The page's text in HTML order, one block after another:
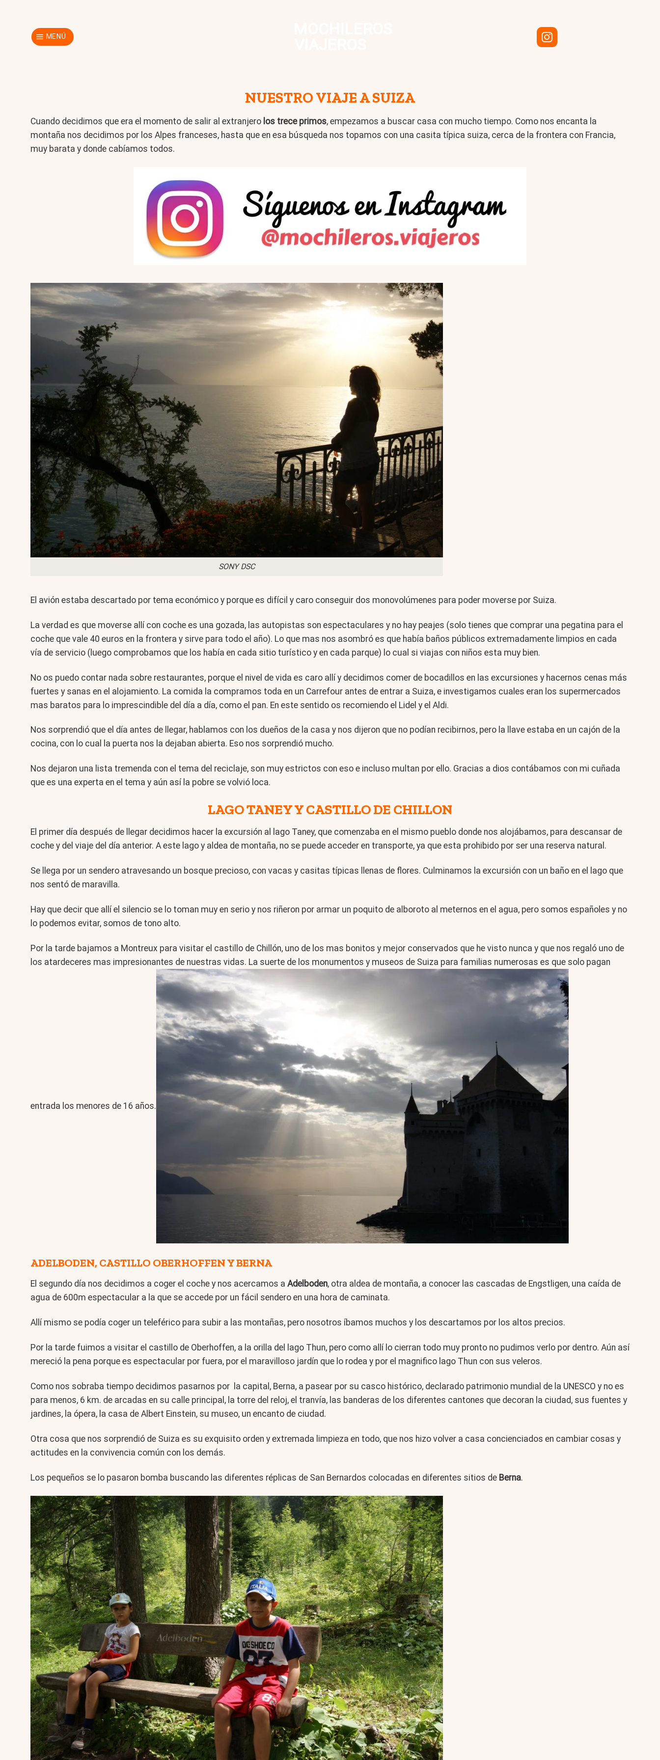
MENÚ
NUESTRO VIAJE A SUIZA
Cuando decidimos que era el momento de salir al extranjero los trece primos, empezamos a buscar casa con mucho tiempo. Como nos encanta la
montaña nos decidimos por los Alpes franceses, hasta que en esa búsqueda nos topamos con una casita típica suiza, cerca de la frontera con Francia,
muy barata y donde cabíamos todos.
SONY DSC
El avión estaba descartado por tema económico y porque es difícil y caro conseguir dos monovolúmenes para poder moverse por Suiza.
La verdad es que moverse allí con coche es una gozada, las autopistas son espectaculares y no hay peajes (solo tienes que comprar una pegatina para el
coche que vale 40 euros en la frontera y sirve para todo el año). Lo que mas nos asombró es que había baños públicos extremadamente limpios en cada
vía de servicio (luego comprobamos que los había en cada sitio turístico y en cada parque) lo cual si viajas con niños esta muy bien.
No os puedo contar nada sobre restaurantes, porque el nivel de vida es caro allí y decidimos comer de bocadillos en las excursiones y hacernos cenas más
fuertes y sanas en el alojamiento. La comida la compramos toda en un Carrefour antes de entrar a Suiza, e investigamos cuales eran los supermercados
mas baratos para lo imprescindible del día a día, como el pan. En este sentido os recomiendo el Lidel y el Aldi.
Nos sorprendió que el día antes de llegar, hablamos con los dueños de la casa y nos dijeron que no podían recibirnos, pero la llave estaba en un cajón de la
cocina, con lo cual la puerta nos la dejaban abierta. Eso nos sorprendió mucho.
Nos dejaron una lista tremenda con el tema del reciclaje, son muy estrictos con eso e incluso multan por ello. Gracias a dios contábamos con mi cuñada
que es una experta en el tema y aún así la pobre se volvió loca.
LAGO TANEY Y CASTILLO DE CHILLON
El primer día después de llegar decidimos hacer la excursión al lago Taney, que comenzaba en el mismo pueblo donde nos alojábamos, para descansar de
coche y del viaje del día anterior. A este lago y aldea de montaña, no se puede acceder en transporte, ya que esta prohibido por ser una reserva natural.
Se llega por un sendero atravesando un bosque precioso, con vacas y casitas típicas llenas de flores. Culminamos la excursión con un baño en el lago que
nos sentó de maravilla.
Hay que decir que allí el silencio se lo toman muy en serio y nos riñeron por armar un poquito de alboroto al meternos en el agua, pero somos españoles y no
lo podemos evitar, somos de tono alto.
Por la tarde bajamos a Montreux para visitar el castillo de Chillón, uno de los mas bonitos y mejor conservados que he visto nunca y que nos regaló uno de
los atardeceres mas impresionantes de nuestras vidas. La suerte de los monumentos y museos de Suiza para familias numerosas es que solo pagan
entrada los menores de 16 años.
ADELBODEN, CASTILLO OBERHOFFEN Y BERNA
El segundo día nos decidimos a coger el coche y nos acercamos a Adelboden, otra aldea de montaña, a conocer las cascadas de Engstligen, una caída de
agua de 600m espectacular a la que se accede por un fácil sendero en una hora de caminata.
Allí mismo se podía coger un teleférico para subir a las montañas, pero nosotros íbamos muchos y los descartamos por los altos precios.
Por la tarde fuimos a visitar el castillo de Oberhoffen, a la orilla del lago Thun, pero como allí lo cierran todo muy pronto no pudimos verlo por dentro. Aún así
mereció la pena porque es espectacular por fuera, por el maravilloso jardín que lo rodea y por el magnifico lago Thun con sus veleros.
Como nos sobraba tiempo decidimos pasarnos por la capital, Berna, a pasear por su casco histórico, declarado patrimonio mundial de la UNESCO y no es
para menos, 6 km. de arcadas en su calle principal, la torre del reloj, el tranvía, las banderas de los diferentes cantones que decoran la ciudad, sus fuentes y
jardines, la ópera, la casa de Albert Einstein, su museo, un encanto de ciudad.
Otra cosa que nos sorprendió de Suiza es su exquisito orden y extremada limpieza en todo, que nos hizo volver a casa concienciados en cambiar cosas y
actitudes en la convivencia común con los demás.
Los pequeños se lo pasaron bomba buscando las diferentes réplicas de San Bernardos colocadas en diferentes sitios de Berna.